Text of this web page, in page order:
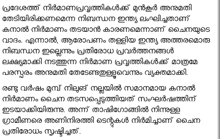
പ്രദേശത്ത് നിര്‍മാണപ്രവൃത്തികള്‍ക്ക് മുന്‍കൂര്‍ അനുമതി
തേടിയിരിക്കണമെന്ന നിബന്ധന ഇന്ത്യ ലംഘിച്ചതാണ്
കനാല്‍ നിര്‍മാണം തടയാന്‍ കാരണമെന്നാണ് ചൈനയുടെ
വാദം. എന്നാല്‍, ആരോപണം തള്ളിയ ഇന്ത്യ അത്തരമൊരു
നിബന്ധന ഇല്ലെന്നും പ്രതിരോധ പ്രവര്‍ത്തനങ്ങള്‍
ലക്ഷ്യമാക്കി നടത്തുന്ന നിര്‍മാണ പ്രവൃത്തികള്‍ക്ക് മാത്രമേ
പരസ്പരം അനുമതി തേടേണ്ടതുള്ളൂവെന്നും വ്യക്തമാക്കി.
രണ്ടു വര്‍ഷം മുമ്പ് നിലുങ് നല്ലയില്‍ സമാനമായ കനാല്‍
നിര്‍മാണം ചൈന തടസപ്പെടുത്തിയത് സംഘര്‍ഷത്തിന്
ഇടയാക്കിയിരുന്നു. അന്ന് താഷിഗോങ്ങില്‍ നിന്നുള്ള
ഗ്രാമീണരെ അണിനിരത്തി ടെന്റുകള്‍ നിര്‍മിച്ചാണ് ചൈന
പ്രതിരോധം സൃഷ്ടിച്ചത്.